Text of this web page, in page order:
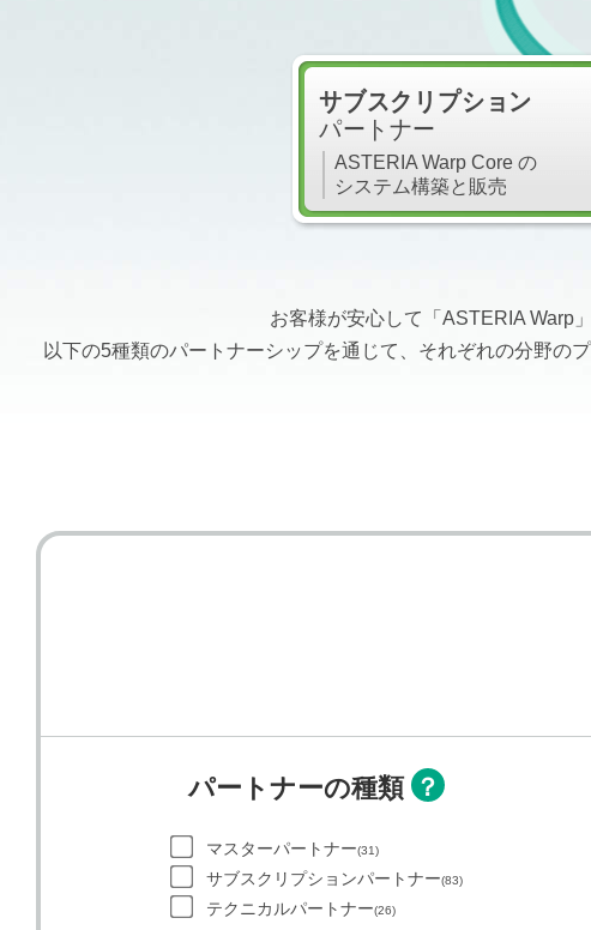
サブスクリプション
パートナー
ASTERIA Warp Core の
システム構築と販売
お客様が安心して「ASTERIA Warp
以下の5種類のパートナーシップを通じて、それぞれの分野の
パートナーの種類
マスターパートナー(31)
サブスクリプションパートナー(83)
テクニカルパートナー(26)